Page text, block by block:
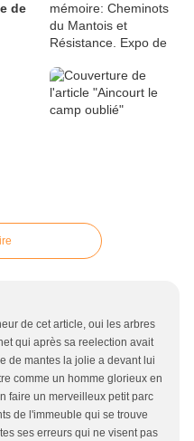
de
de cet article, oui les arbres
qui après sa reelection avait
de mantes la jolie a devant lui
comme un homme glorieux en
faire un merveilleux petit parc
de l'immeuble qui se trouve
ses erreurs qui ne visent pas